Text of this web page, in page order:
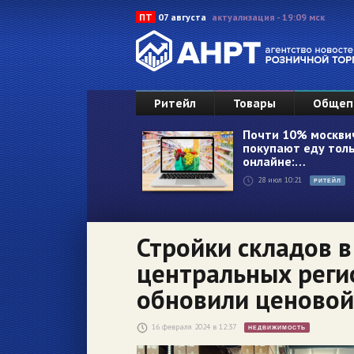
ПТ 07 августа актуализация - 19:09 мск
Ритейл Товары
Почти 10%
покупают еду
онлайне:…
28 июл 10:21 РИТЕЙЛ
Стройки складов в
центральных
обновили
16 февраля 2024 в 12:37 НЕДВИЖИМОСТЬ